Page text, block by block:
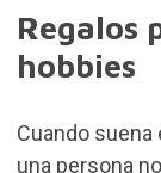
Regalos
hobbies
Cuando
una persona